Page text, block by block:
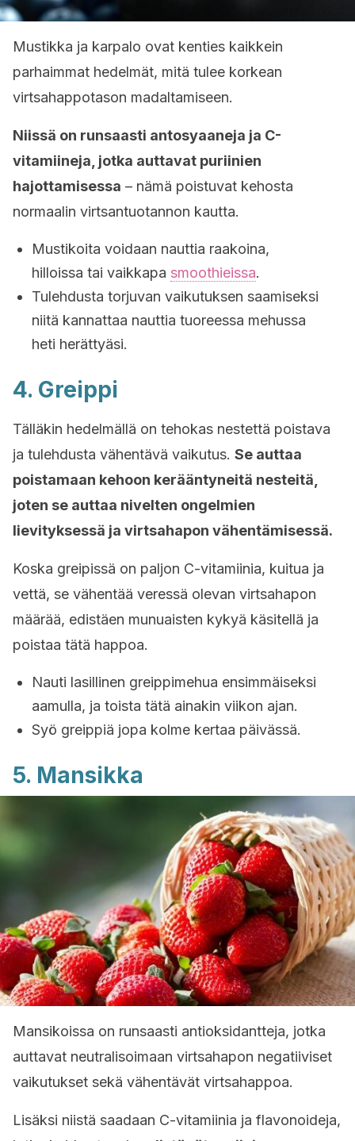
Mustikka ja karpalo ovat kenties kaikkein
parhaimmat hedelmät, mitä tulee korkean
virtsahappotason madaltamiseen.
Niissä on runsaasti antosyaaneja ja C-
vitamiineja, jotka auttavat puriinien
hajottamisessa – nämä poistuvat kehosta
normaalin virtsantuotannon kautta.
Mustikoita voidaan nauttia raakoina,
hilloissa tai vaikkapa smoothieissa.
Tulehdusta torjuvan vaikutuksen saamiseksi
niitä kannattaa nauttia tuoreessa mehussa
heti herättyäsi.
4. Greippi
Tälläkin hedelmällä on tehokas nestettä poistava
ja tulehdusta vähentävä vaikutus. Se auttaa
poistamaan kehoon kerääntyneitä nesteitä,
joten se auttaa nivelten ongelmien
lievityksessä ja virtsahapon vähentämisessä.
Koska greipissä on paljon C-vitamiinia, kuitua ja
vettä, se vähentää veressä olevan virtsahapon
määrää, edistäen munuaisten kykyä käsitellä ja
poistaa tätä happoa.
Nauti lasillinen greippimehua ensimmäiseksi
aamulla, ja toista tätä ainakin viikon ajan.
Syö greippiä jopa kolme kertaa päivässä.
5. Mansikka
Mansikoissa on runsaasti antioksidantteja, jotka
auttavat neutralisoimaan virtsahapon negatiiviset
vaikutukset sekä vähentävät virtsahappoa.
Lisäksi niistä saadaan C-vitamiinia ja flavonoideja,